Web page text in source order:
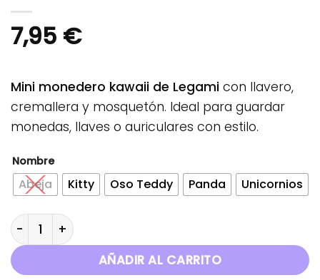
7,95 €
Mini monedero kawaii de Legami con llavero,
cremallera y mosquetón. Ideal para guardar
monedas, llaves o auriculares con estilo.
Nombre
Abeja Kitty Oso Teddy Panda Unicornios
Monedero con Llavero Mini Kawaii-Legami cantidad
AÑADIR AL CARRITO